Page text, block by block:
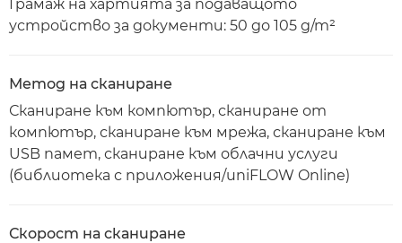
Грамаж на хартията за подаващото
устройство за документи: 50 до 105 g/m²
Метод на сканиране
Сканиране към компютър, сканиране от
компютър, сканиране към мрежа, сканиране към
USB памет, сканиране към облачни услуги
(библиотека с приложения/uniFLOW Online)
Скорост на сканиране